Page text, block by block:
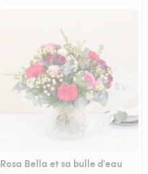
Rosa Bella et sa bulle d'eau